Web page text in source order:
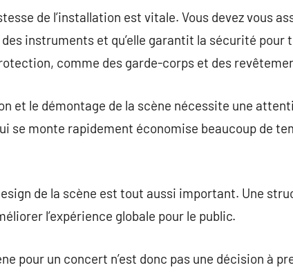
de l’installation est vitale. Vous devez vous
instruments et qu’elle garantit la sécurité
comme des garde-corps et des
et le démontage de la scène nécessite une
se monte rapidement économise beaucoup de
de la scène est tout aussi important. Une
l’expérience globale pour le public.
pour un concert n’est donc pas une décision à